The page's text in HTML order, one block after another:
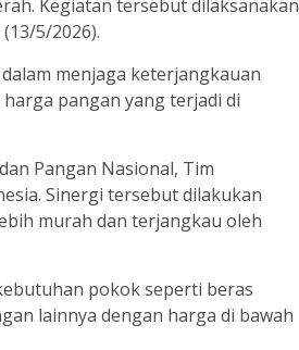
Kegiatan tersebut dilaksanakan
5/2026).
menjaga keterjangkauan
pangan yang terjadi di
Pangan Nasional, Tim
Sinergi tersebut dilakukan
murah dan terjangkau oleh
pokok seperti beras
lainnya dengan harga di bawah